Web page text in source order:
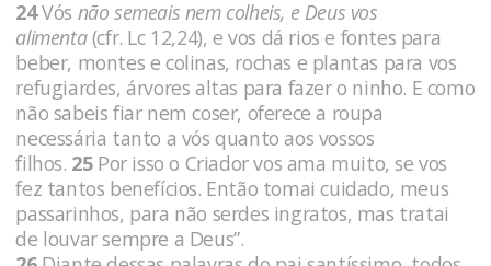
24Vós não semeais nem colheis, e Deus vos
alimenta(cfr. Lc 12,24), e vos dá rios e fontes para
beber, montes e colinas, rochas e plantas para vos
refugiardes, árvores altas para fazer o ninho. E como
não sabeis fiar nem coser, oferece a roupa
necessária tanto a vós quanto aos vossos
filhos. 25 Por isso o Criador vos ama muito, se vos
fez tantos benefícios. Então tomai cuidado, meus
passarinhos, para não serdes ingratos, mas tratai
de louvar sempre a Deus”.